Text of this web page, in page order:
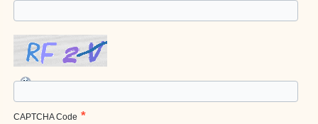
CAPTCHA Code *